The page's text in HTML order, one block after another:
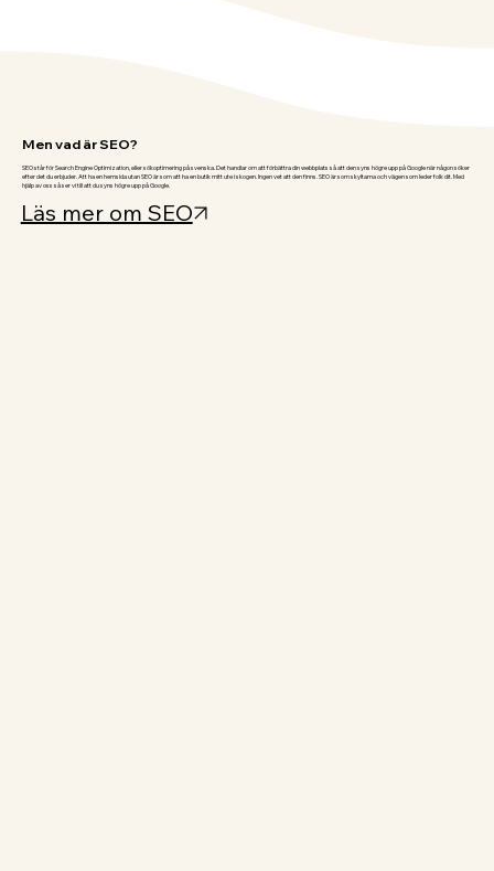
Men vad är SEO?
SEO står för Search Engine Optimization, eller sökoptimering på svenska. Det handlar om att förbättra din webbplats så att den syns högre upp på Google när någon söker
efter det du erbjuder. Att ha en hemsida utan SEO är som att ha en butik mitt ute i skogen. Ingen vet att den finns. SEO är som skyltarna och vägen som leder folk dit. Med
hjälp av oss så ser vi till att du syns högre upp på Google.
Läs mer om SEO